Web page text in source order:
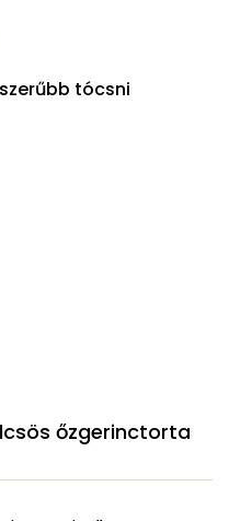
tócsni
őzgerinctorta